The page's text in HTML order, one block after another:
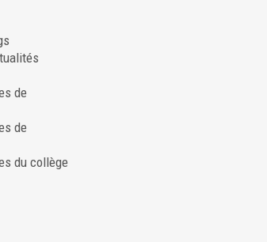
de
de
du collège